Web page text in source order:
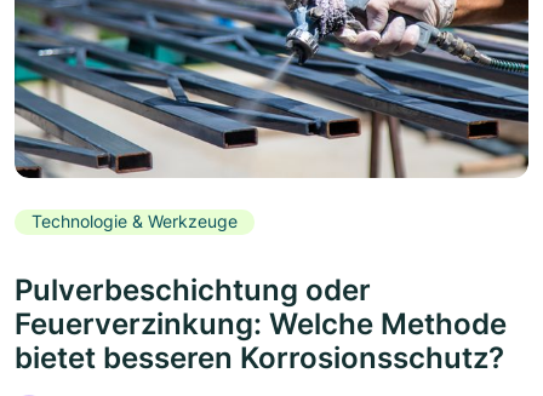
Technologie & Werkzeuge
Pulverbeschichtung oder
Feuerverzinkung: Welche Methode
bietet besseren Korrosionsschutz?